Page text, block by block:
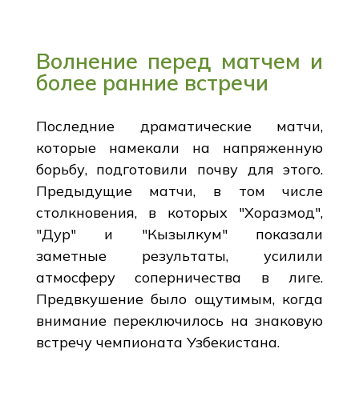
Волнение перед матчем и
более ранние встречи
Последние драматические матчи,
которые намекали на напряженную
борьбу, подготовили почву для этого.
Предыдущие матчи, в том числе
столкновения, в которых "Хоразмод",
"Дур" и "Кызылкум" показали
заметные результаты, усилили
атмосферу соперничества в лиге.
Предвкушение было ощутимым, когда
внимание переключилось на знаковую
встречу чемпионата Узбекистана.